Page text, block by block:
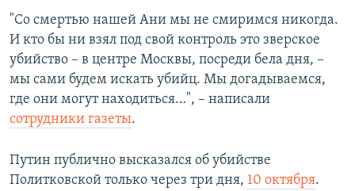
"Со смертью нашей Ани мы не смиримся никогда.
И кто бы ни взял под свой контроль это зверское
убийство – в центре Москвы, посреди бела дня, –
мы сами будем искать убийц. Мы догадываемся,
где они могут находиться…", – написали
сотрудники газеты.
Путин публично высказался об убийстве
Политковской только через три дня, 10 октября.